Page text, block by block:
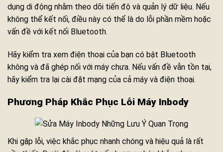
dụng di động nhằm theo dõi tiến độ và quản lý dữ liệu. Nếu
không thể kết nối, điều này có thể là do lỗi phần mềm hoặc
vấn đề với kết nối Bluetooth.
Hãy kiểm tra xem điện thoại của bạn có bật Bluetooth
không và đã ghép nối với máy chưa. Nếu vấn đề vẫn tồn tại,
hãy kiểm tra lại cài đặt mạng của cả máy và điện thoại.
Phương Pháp Khắc Phục Lỗi Máy Inbody
Khi gặp lỗi, việc khắc phục nhanh chóng và hiệu quả là rất